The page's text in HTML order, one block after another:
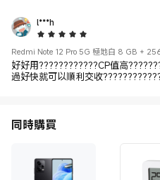
l***h
5 Star
Redmi Note 12 Pro 5G 極地白 8 GB +
好好用????????????CP值高
過好快就可以順利交收
同時購買